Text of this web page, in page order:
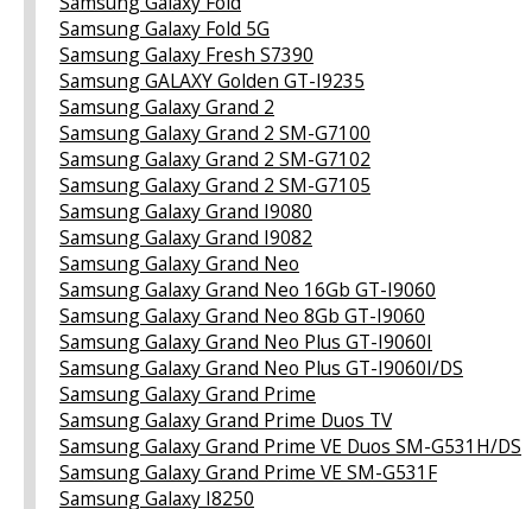
Samsung Galaxy Fold 5G
Samsung Galaxy Fresh S7390
Samsung GALAXY Golden GT-I9235
Samsung Galaxy Grand 2
Samsung Galaxy Grand 2 SM-G7100
Samsung Galaxy Grand 2 SM-G7102
Samsung Galaxy Grand 2 SM-G7105
Samsung Galaxy Grand I9080
Samsung Galaxy Grand I9082
Samsung Galaxy Grand Neo
Samsung Galaxy Grand Neo 16Gb GT-I9060
Samsung Galaxy Grand Neo 8Gb GT-I9060
Samsung Galaxy Grand Neo Plus GT-I9060I
Samsung Galaxy Grand Neo Plus GT-I9060I/DS
Samsung Galaxy Grand Prime
Samsung Galaxy Grand Prime Duos TV
Samsung Galaxy Grand Prime VE Duos SM-G531H/DS
Samsung Galaxy Grand Prime VE SM-G531F
Samsung Galaxy I8250